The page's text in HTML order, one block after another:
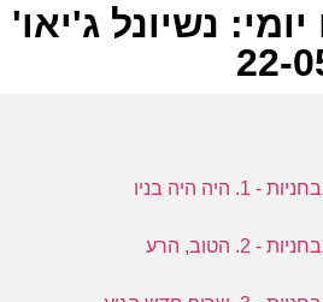
נשיונל ג'יאו'
06:16 - אחוזת הנבחניות - 1. היה היה בניו
06:38 - אחוזת הנבחניות - 2. הטוב, הרע